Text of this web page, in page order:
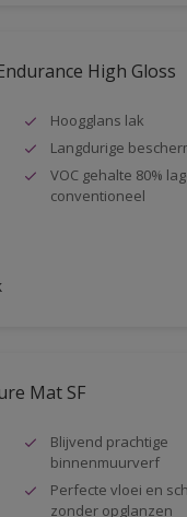
High Gloss
Hoogglans lak
Langdurige
VOC gehalte 80%
conventioneel
Mat SF
Blijvend prachtige
binnenmuurverf
Perfecte vloei en
zonder opglanzen